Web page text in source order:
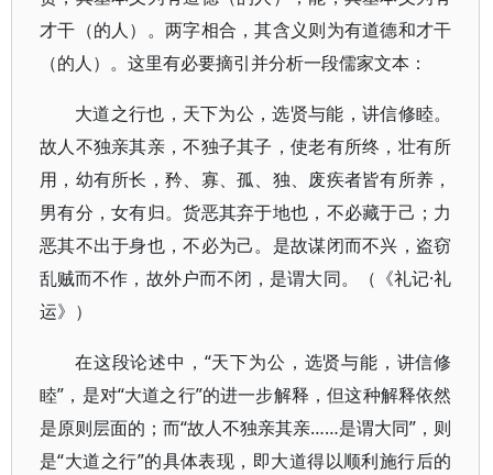
才干（的人）。两字相合，其含义则为有道德和才干
（的人）。这里有必要摘引并分析一段儒家文本：
大道之行也，天下为公，选贤与能，讲信修睦。
故人不独亲其亲，不独子其子，使老有所终，壮有所
用，幼有所长，矜、寡、孤、独、废疾者皆有所养，
男有分，女有归。货恶其弃于地也，不必藏于己；力
恶其不出于身也，不必为己。是故谋闭而不兴，盗窃
乱贼而不作，故外户而不闭，是谓大同。（《礼记·礼
运》）
在这段论述中，“天下为公，选贤与能，讲信修
睦”，是对“大道之行”的进一步解释，但这种解释依然
是原则层面的；而“故人不独亲其亲……是谓大同”，则
是“大道之行”的具体表现，即大道得以顺利施行后的